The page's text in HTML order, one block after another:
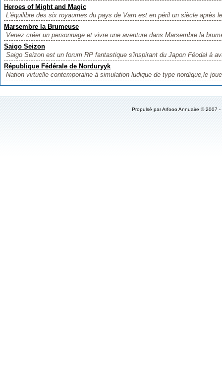
Heroes of Might and Magic
L'équilibre des six royaumes du pays de Varn est en péril un siècle après
Marsembre la Brumeuse
Venez créer un personnage et vivre une aventure dans Marsembre la
Saigo Seizon
Saigo Seizon est un forum RP fantastique s'inspirant du Japon Féodal à
République Fédérale de Norduryyk
Nation virtuelle contemporaine à simulation ludique de type nordique,le
Propulsé parArfooo Annuaire © 2007